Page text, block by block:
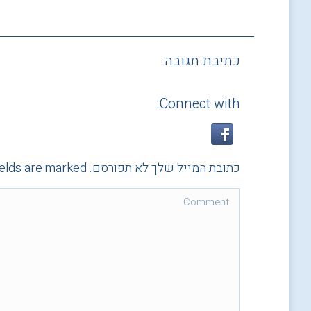
כתיבת תגובה
Connect with:
כתובת המייל שלך לא תפורסם. Required fields are marked
Comment